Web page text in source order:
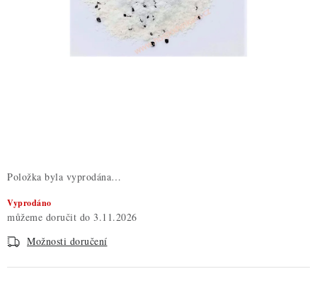
ZDRAVÉ PEČENÍ
Nepřevzetí zásilky na dobírku
Položka byla vyprodána…
Vyprodáno
3.11.2026
Možnosti doručení